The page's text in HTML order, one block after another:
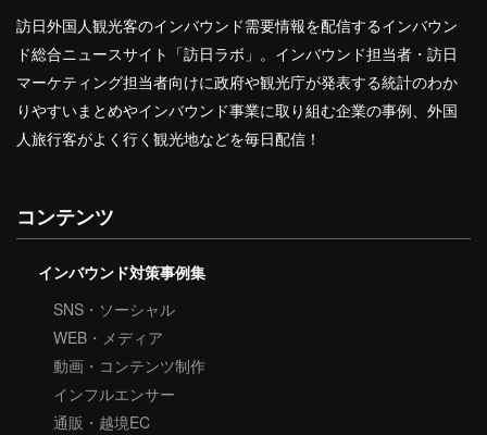
訪日外国人観光客のインバウンド需要情報を配信するインバウン
ド総合ニュースサイト「訪日ラボ」。インバウンド担当者・訪日
マーケティング担当者向けに政府や観光庁が発表する統計のわか
りやすいまとめやインバウンド事業に取り組む企業の事例、外国
人旅行客がよく行く観光地などを毎日配信！
コンテンツ
インバウンド対策事例集
SNS・ソーシャル
WEB・メディア
動画・コンテンツ制作
インフルエンサー
通販・越境EC